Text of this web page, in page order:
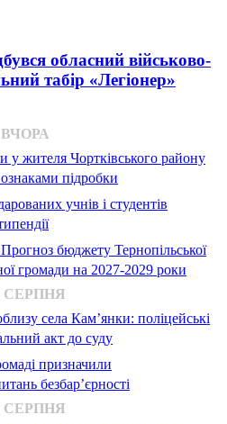
обласний військово-
табір «Легіонер»
ВЧОРА
у жителя Чортківського району
підробки
учнів і студентів
бюджету Тернопільської
громади на 2027-2029 роки
СЕРПНЯ
села Кам’янки: поліцейські
акт до суду
призначили
безбар’єрності
СЕРПНЯ